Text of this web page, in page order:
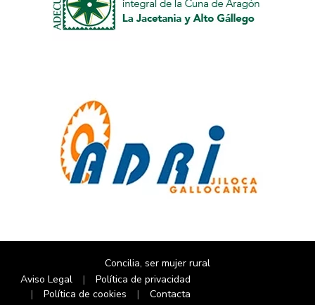
Concilia, ser mujer rural
Aviso Legal
Política de privacidad
Política de cookies
Contacta